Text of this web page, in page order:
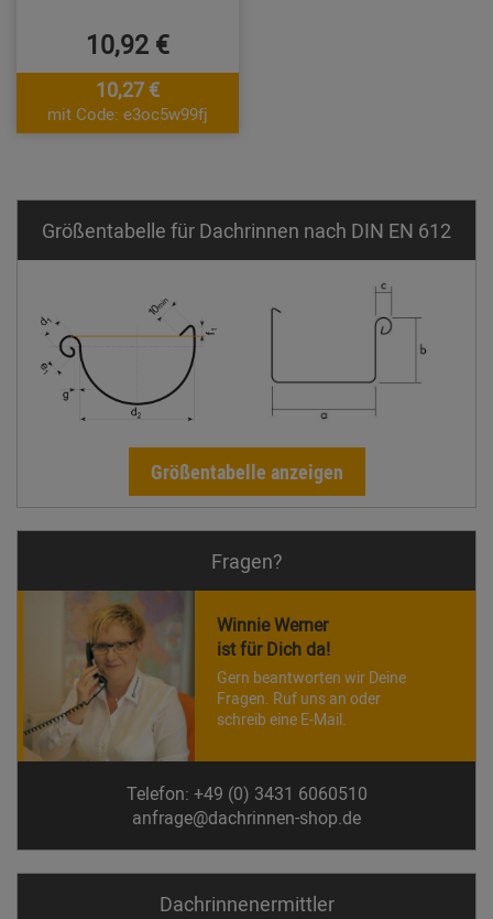
10,92 €
10,27 €
mit Code: e3oc5w99fj
Größentabelle für Dachrinnen nach DIN EN 612
Größentabelle anzeigen
Fragen?
Winnie Werner
ist für Dich da!
Gern beantworten wir Deine
Fragen. Ruf uns an oder
schreib eine E-Mail.
Telefon: +49 (0) 3431 6060510
anfrage@dachrinnen-shop.de
Dachrinnen­ermittler